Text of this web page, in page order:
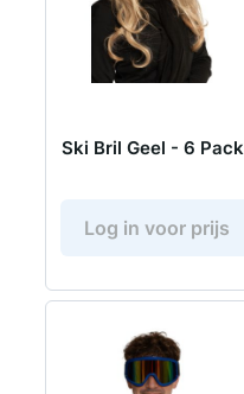
Ski Bril Geel - 6 Pack
Log in voor prijs